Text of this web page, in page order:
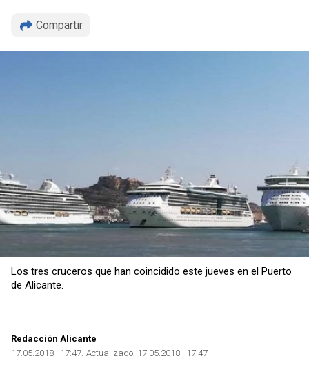
Compartir
Los tres cruceros que han coincidido este jueves en el Puerto
de Alicante.
Redacción Alicante
17.05.2018 | 17:47 Actualizado: 17.05.2018 | 17:47